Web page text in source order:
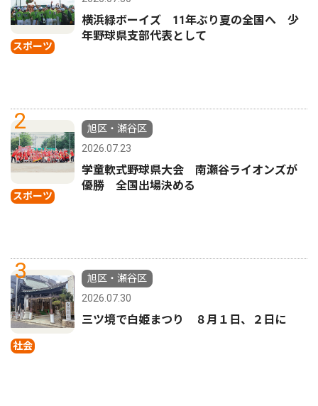
スポーツ
横浜緑ボーイズ 11年ぶり夏の全国へ 少
年野球県支部代表として
2
スポーツ
旭区・瀬谷区
2026.07.23
学童軟式野球県大会 南瀬谷ライオンズが
優勝 全国出場決める
3
社会
旭区・瀬谷区
2026.07.30
三ツ境で白姫まつり ８月１日、２日に